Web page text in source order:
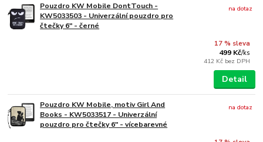
Pouzdro KW Mobile DontTouch -
KW5033503 - Univerzální pouzdro pro
čtečky 6" - černé
17 % sleva
499 Kč/ks
412 Kč bez DPH
na dotaz
Detail
Pouzdro KW Mobile, motiv Girl And
Books - KW5033517 - Univerzální
pouzdro pro čtečky 6" - vícebarevné
na dotaz